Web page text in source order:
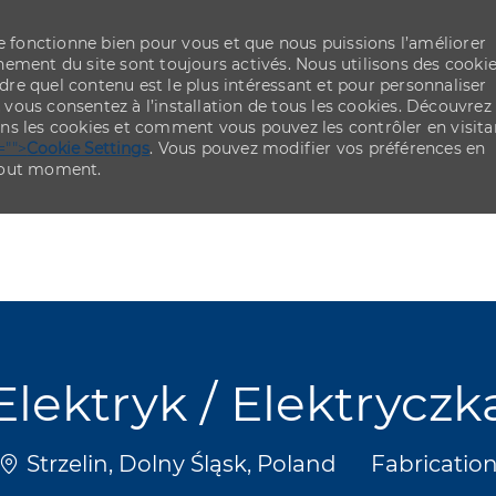
bien pour vous et que nous puissions l’améliorer
du site sont toujours activés. Nous utilisons des
quel contenu est le plus intéressant et pour personnaliser
vous consentez à l’installation de tous les cookies. Découvrez
les cookies et comment vous pouvez les contrôler en
Cookie Settings. Vous pouvez modifier vos préférences en
moment.
/
Emplacement
Strzelin, Dolny Śląsk, Poland Catégorie
Fabrication